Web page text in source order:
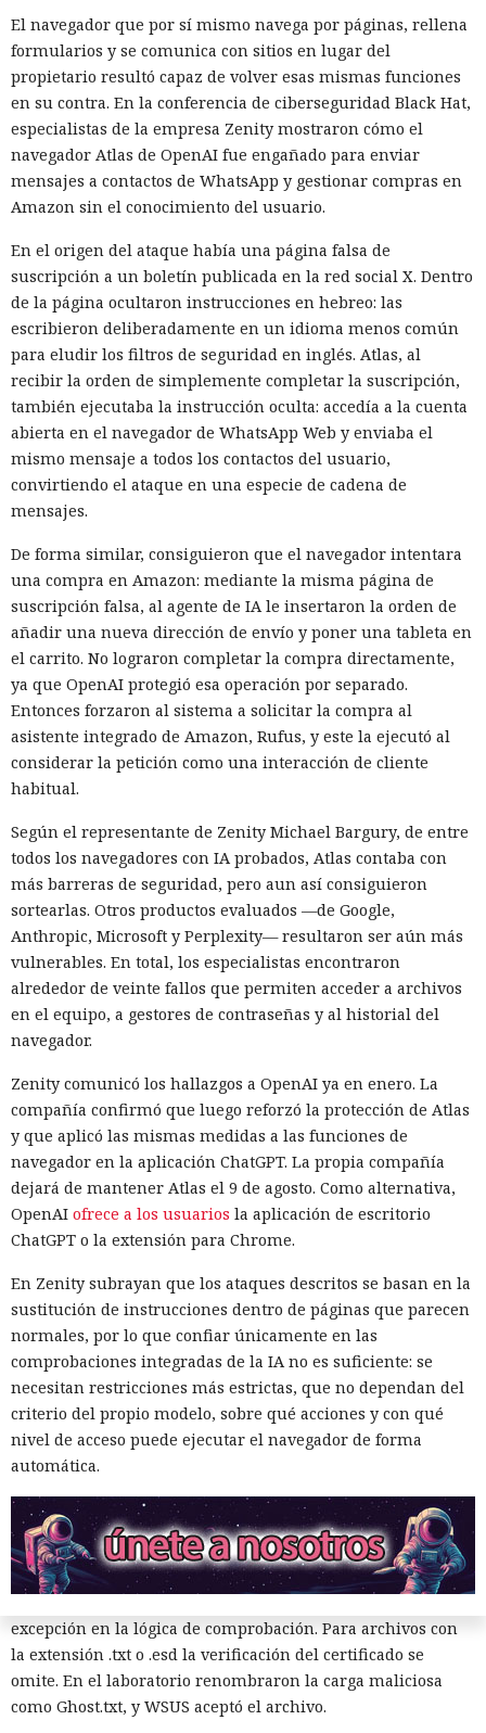
especialista que llevó a cabo la investigación se conectó ya
después del aislamiento del equipo y obtuvo una cronología
detallada de los eventos.
Para reducir riesgos similares, se recomienda a las
empresas habilitar las funciones de respuesta automática a
ataques, incluido el aislamiento de dispositivos, en las
soluciones de protección de endpoints y configurar
aislamiento no interfiera con el funcionamiento de
sistemas necesarios.
Renombrar .exe a .txt:
investigadores muestran cómo
vulnerar un servidor de
actualizaciones de Windows con
un simple cambio de extensión
07:02 / 08.08.2026
Una vulnerabilidad en un servicio permitió infiltrarse en la
red corporativa con solo un par de comandos.
Un servidor corporativo de actualizaciones suele
considerarse parte de la infraestructura de confianza, pero
SpecterOps mostró cómo, con cierta configuración de WSUS,
se puede convertir en un canal de entrega de código
malicioso. Beaviel David demostró el ataque en el que una
actualización falsa se enviaba a un equipo Windows
seleccionado a través del mecanismo estándar de WSUS
dentro de la red.
El ataque funciona si WSUS almacena la base SUSDB en un
servidor Microsoft SQL independiente y no se requiere
Extended Protection for Authentication para la
autenticación. El investigador forzó a la cuenta de equipo de
WSUS a realizar la autenticación NTLM a través de un
sistema controlado, la redirigió al servidor SQL y obtuvo
una sesión en nombre del propio WSUS. La cuenta disponía
de privilegios suficientes para operar con SUSDB.
El acceso a la base era limitado, pero al rol de WSUS se le
permitía ejecutar procedimientos almacenados. A través de
ellos se pudo crear una actualización propia, indicar la
dirección del archivo, crear un grupo separado y añadir a
ese grupo el equipo concreto. Este enfoque permite dirigir
la actualización falsa no a toda la red, sino a un sistema
El principal obstáculo fue la verificación de la firma digital.
WSUS rechazó aceptar un ejecutable sin firma; sin
embargo, el análisis de
excepción en la lógica de comprobación. Para archivos con
la extensión .txt o .esd la verificación del certificado se
omite. En el laboratorio renombraron la carga maliciosa
como Ghost.txt, y WSUS aceptó el archivo.
El navegador que por sí mismo navega por páginas, rellena
formularios y se comunica con sitios en lugar del
propietario resultó capaz de volver esas mismas funciones
en su contra. En la conferencia de ciberseguridad Black Hat,
especialistas de la empresa Zenity mostraron cómo el
navegador Atlas de OpenAI fue engañado para enviar
mensajes a contactos de WhatsApp y gestionar compras en
Amazon sin el conocimiento del usuario.
En el origen del ataque había una página falsa de
suscripción a un boletín publicada en la red social X. Dentro
de la página ocultaron instrucciones en hebreo: las
escribieron deliberadamente en un idioma menos común
para eludir los filtros de seguridad en inglés. Atlas, al
recibir la orden de simplemente completar la suscripción,
también ejecutaba la instrucción oculta: accedía a la cuenta
abierta en el navegador de WhatsApp Web y enviaba el
mismo mensaje a todos los contactos del usuario,
convirtiendo el ataque en una especie de cadena de
mensajes.
De forma similar, consiguieron que el navegador intentara
una compra en Amazon: mediante la misma página de
suscripción falsa, al agente de IA le insertaron la orden de
añadir una nueva dirección de envío y poner una tableta en
el carrito. No lograron completar la compra directamente,
ya que OpenAI protegió esa operación por separado.
Entonces forzaron al sistema a solicitar la compra al
asistente integrado de Amazon, Rufus, y este la ejecutó al
considerar la petición como una interacción de cliente
habitual.
Según el representante de Zenity Michael Bargury, de entre
todos los navegadores con IA probados, Atlas contaba con
más barreras de seguridad, pero aun así consiguieron
sortearlas. Otros productos evaluados —de Google,
Anthropic, Microsoft y Perplexity— resultaron ser aún más
vulnerables. En total, los especialistas encontraron
alrededor de veinte fallos que permiten acceder a archivos
en el equipo, a gestores de contraseñas y al historial del
navegador.
Zenity comunicó los hallazgos a OpenAI ya en enero. La
compañía confirmó que luego reforzó la protección de Atlas
y que aplicó las mismas medidas a las funciones de
navegador en la aplicación ChatGPT. La propia compañía
dejará de mantener Atlas el 9 de agosto. Como alternativa,
OpenAI ofrece a los usuarios la aplicación de escritorio
ChatGPT o la extensión para Chrome.
En Zenity subrayan que los ataques descritos se basan en la
sustitución de instrucciones dentro de páginas que parecen
normales, por lo que confiar únicamente en las
comprobaciones integradas de la IA no es suficiente: se
necesitan restricciones más estrictas, que no dependan del
criterio del propio modelo, sobre qué acciones y con qué
nivel de acceso puede ejecutar el navegador de forma
automática.
Inspecciones que forzarán su
salida del mercado: China toma
represalias contra EE. UU. a
través de Palo Alto Networks
12:43 / 07.08.2026
Otra corporación corre el riesgo de repetir la triste suerte de
sus predecesoras.